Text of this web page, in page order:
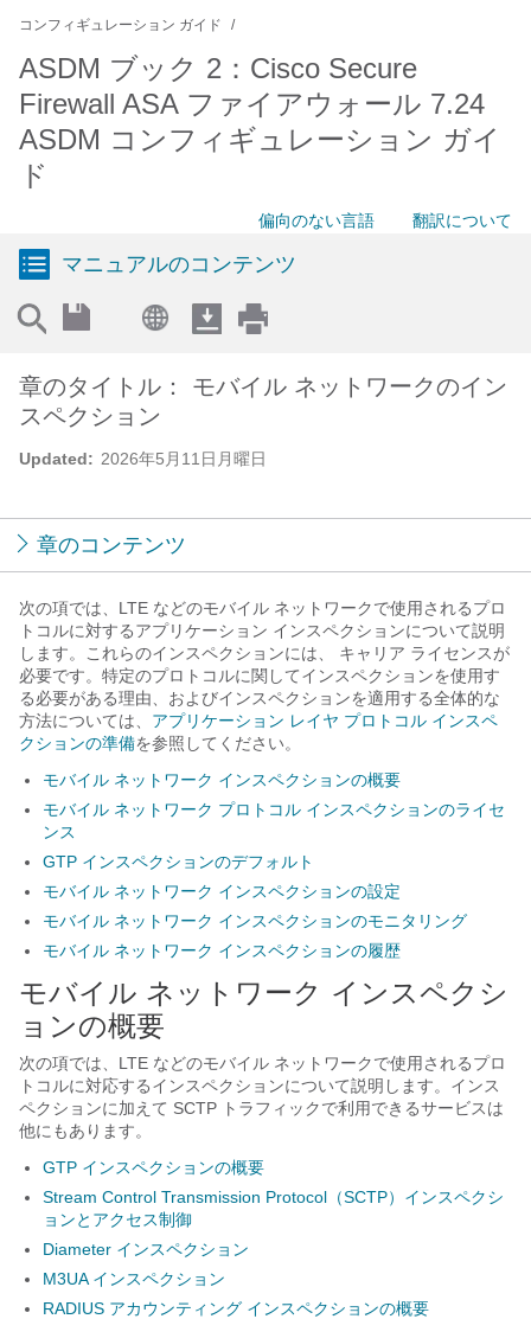
コンフィギュレーション ガイド
ASDM ブック 2：Cisco Secure
Firewall ASA ファイアウォール 7.24
ASDM コンフィギュレーション ガイ
ド
偏向のない言語 翻訳について
マニュアルのコンテンツ
Updated: 2026年5月11日月曜日
章のタイトル： モバイル ネットワークのイン
スペクション
章のコンテンツ
次の項では、LTE などのモバイル ネットワークで使用されるプロ
トコルに対するアプリケーション インスペクションについて説明
します。これらのインスペクションには、
キャリア ライセンスが
必要です。特定のプロトコルに関してインスペクションを使用す
る必要がある理由、およびインスペクションを適用する全体的な
方法については、 アプリケーション レイヤ プロトコル インスペ
クションの準備を参照してください。
モバイル ネットワーク インスペクションの概要
モバイル ネットワーク プロトコル インスペクションのライセ
ンス
GTP インスペクションのデフォルト
モバイル ネットワーク インスペクションの設定
モバイル ネットワーク インスペクションのモニタリング
モバイル ネットワーク インスペクションの履歴
モバイル ネットワーク インスペクシ
ョンの概要
次の項では、LTE などのモバイル ネットワークで使用されるプロ
トコルに対応するインスペクションについて説明します。 インス
ペクションに加えて SCTP トラフィックで利用できるサービスは
他にもあります。
GTP インスペクションの概要
Stream Control Transmission Protocol（SCTP）インスペクシ
ョンとアクセス制御
Diameter インスペクション
M3UA インスペクション
RADIUS アカウンティング インスペクションの概要